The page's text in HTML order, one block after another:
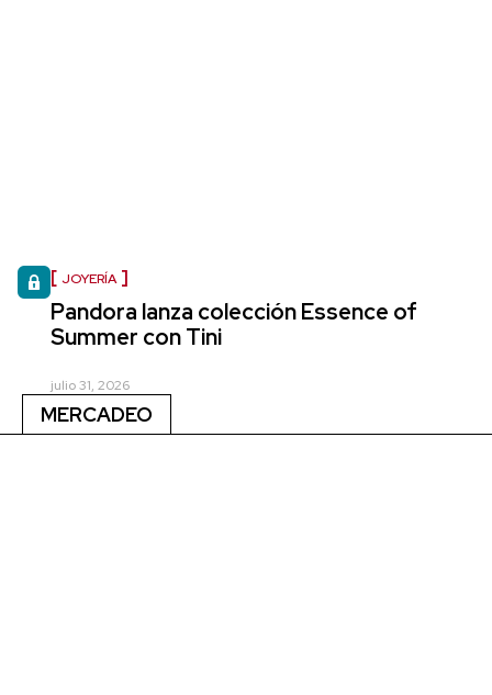
JOYERÍA
Pandora lanza colección Essence of
Summer con Tini
julio 31, 2026
MERCADEO